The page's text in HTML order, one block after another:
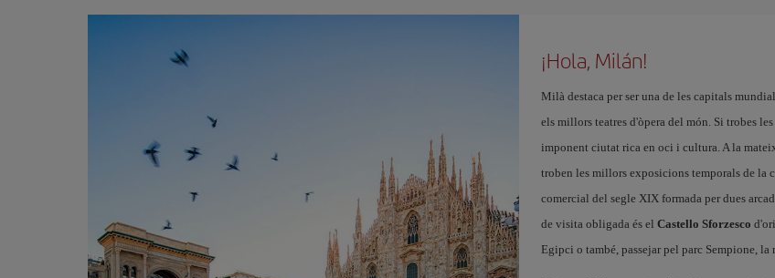
¡Hola, Milán!
Milà destaca per ser una de les capitals
els millors teatres d'òpera del món. Si trobes les
imponent ciutat rica en oci i cultura. A la
troben les millors exposicions temporals de la
comercial del segle XIX formada per dues
de visita obligada és el Castello Sforzesco
Egipci o també, passejar pel parc Sempione, la